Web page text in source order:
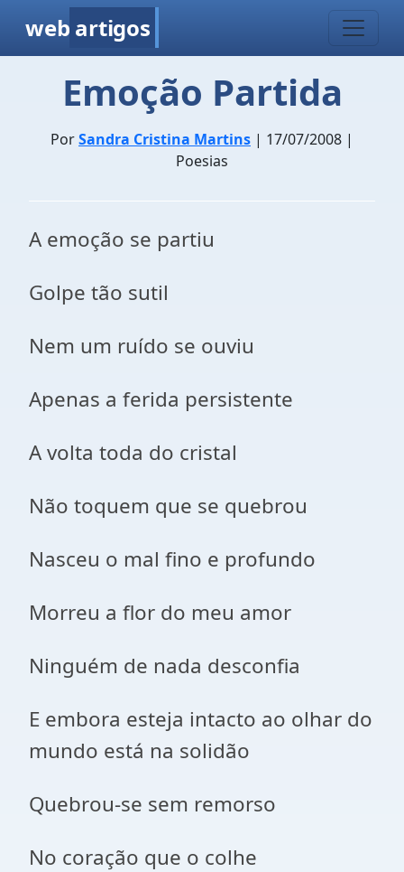
web artigos
Emoção Partida
PorSandra Cristina Martins | 17/07/2008 |
Poesias
A emoção se partiu
Golpe tão sutil
Nem um ruído se ouviu
Apenas a ferida persistente
A volta toda do cristal
Não toquem que se quebrou
Nasceu o mal fino e profundo
Morreu a flor do meu amor
Ninguém de nada desconfia
E embora esteja intacto ao olhar do
mundo está na solidão
Quebrou-se sem remorso
No coração que o colhe